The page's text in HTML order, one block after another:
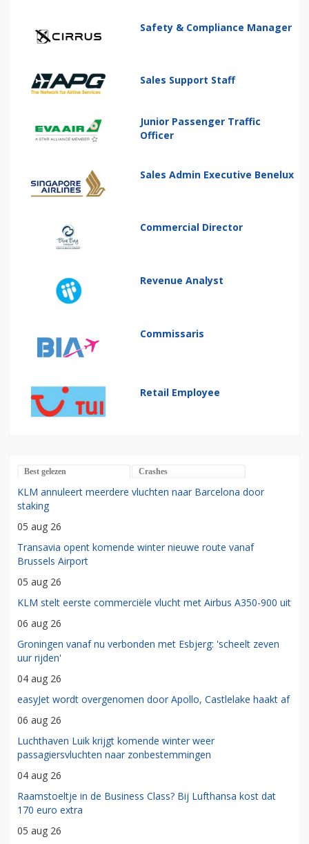
Safety & Compliance Manager
Sales Support Staff
Junior Passenger Traffic
Officer
Sales Admin Executive Benelux
Commercial Director
Revenue Analyst
Commissaris
Retail Employee
Best gelezen Crashes
KLM annuleert meerdere vluchten naar Barcelona door
staking
05 aug 26
Transavia opent komende winter nieuwe route vanaf
Brussels Airport
05 aug 26
KLM stelt eerste commerciële vlucht met Airbus A350-900 uit
06 aug 26
Groningen vanaf nu verbonden met Esbjerg: 'scheelt zeven
uur rijden'
04 aug 26
easyJet wordt overgenomen door Apollo, Castlelake haakt af
06 aug 26
Luchthaven Luik krijgt komende winter weer
passagiersvluchten naar zonbestemmingen
04 aug 26
Raamstoeltje in de Business Class? Bij Lufthansa kost dat
170 euro extra
05 aug 26